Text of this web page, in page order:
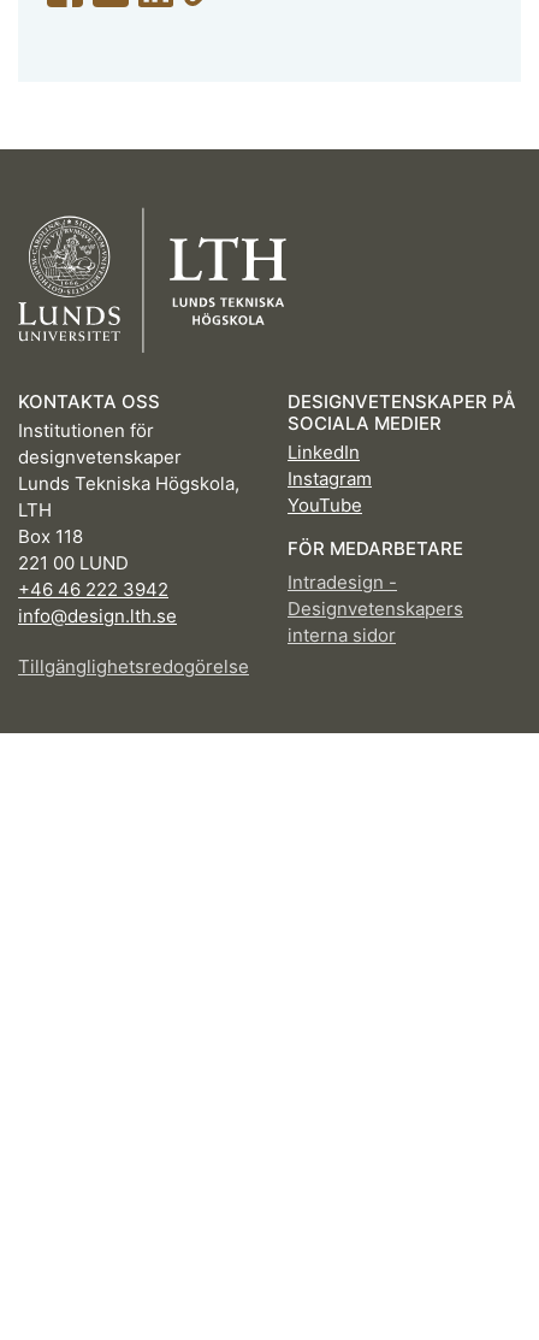
KONTAKTA OSS
Institutionen för
designvetenskaper
Lunds Tekniska Högskola,
LTH
Box 118
221 00 LUND
+46 46 222 3942
info@design.lth.se
Tillgänglighetsredogörelse
DESIGNVETENSKAPER PÅ
SOCIALA MEDIER
LinkedIn
Instagram
YouTube
FÖR MEDARBETARE
Intradesign -
Designvetenskapers
interna sidor